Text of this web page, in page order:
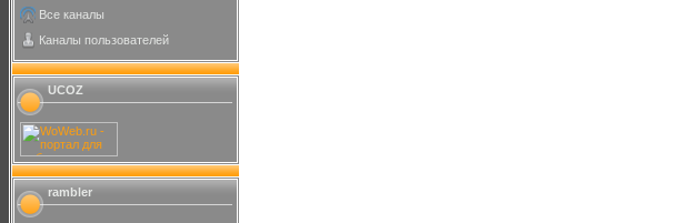
Все каналы
Каналы пользователей
UCOZ
rambler